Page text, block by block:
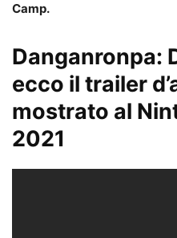
Camp.
Danganronpa:
ecco il trailer
mostrato al
2021